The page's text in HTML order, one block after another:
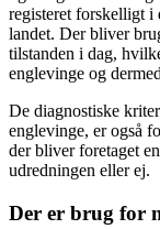
registeret forskelligt i
landet. Der bliver
tilstanden i dag,
englevinge og
De diagnostiske
englevinge, er også
der bliver foretaget
udredningen eller ej.
Der er brug for